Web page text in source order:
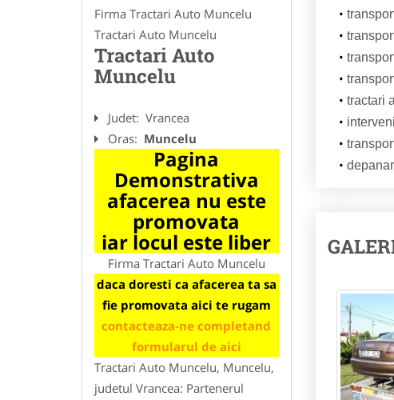
Firma Tractari Auto Muncelu
Tractari Auto Muncelu
Tractari Auto
Muncelu
Judet: Vrancea
Oras: Muncelu
Pagina
Demonstrativa
afacerea nu este
promovata
iar locul este liber
Firma Tractari Auto Muncelu
daca doresti ca afacerea ta sa
fie promovata aici te rugam
contacteaza-ne completand
formularul de aici
Tractari Auto Muncelu, Muncelu,
judetul Vrancea: Partenerul
tractari